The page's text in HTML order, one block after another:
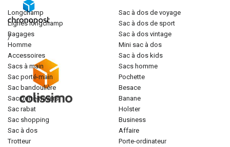
/
longchamp
lignes longchamp
bagages
homme
accessoires
sacs à main
sac porté-main
sac bandoulière
sac porté-travers
sac rabat
sac shopping
sac à dos
trotteur
sac à dos de voyage
sac à dos de sport
sac à dos vintage
mini sac à dos
sac à dos kids
sacs homme
pochette
besace
banane
holster
business
affaire
porte-ordinateur